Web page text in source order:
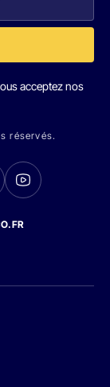
acceptez nos
réservés.